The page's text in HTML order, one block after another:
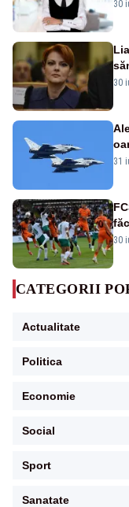
30
30
31
30
CATEGORII
Actualitate
Politica
Economie
Social
Sport
Sanatate